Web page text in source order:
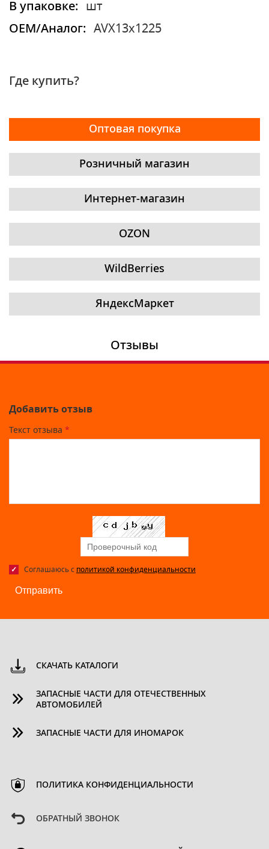
В упаковке:
шт
OEM/Аналог:
AVX13x1225
Где купить?
Оптовая покупка
Розничный магазин
Интернет-магазин
OZON
WildBerries
ЯндексМаркет
Отзывы
Добавить отзыв
Текст отзыва *
Соглашаюсь с политикой конфиденциальности
Отправить
СКАЧАТЬ КАТАЛОГИ
ЗАПАСНЫЕ ЧАСТИ ДЛЯ ОТЕЧЕСТВЕННЫХ
АВТОМОБИЛЕЙ
ЗАПАСНЫЕ ЧАСТИ ДЛЯ ИНОМАРОК
ПОЛИТИКА КОНФИДЕНЦИАЛЬНОСТИ
ОБРАТНЫЙ ЗВОНОК